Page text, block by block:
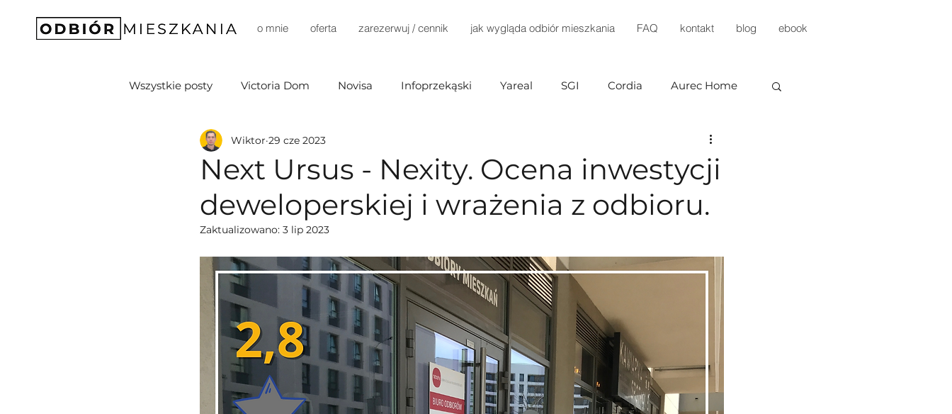
o mnie oferta zarezerwuj / cennik jak wygląda odbiór mieszkania FAQ kontakt blog ebook
Wszystkie posty Victoria Dom Novisa Infoprzekąski Yareal SGI Cordia Aurec Home
Soffia Development D3M Investments
DomD Dom Development Home Invest Terra Casa Dantex Dynamic Development
Prestige Sprawia (Budimex) Marvipol TELKA Develia Immobart KP Development
Unidevelopment Buszrem Testa Bródno Centrum Echo Investments
Next Ursus - Nexity. Ocena inwestycji
deweloperskiej i wrażenia z odbioru.
Wiktor 29 cze 2023
Zaktualizowano: 3 lip 2023